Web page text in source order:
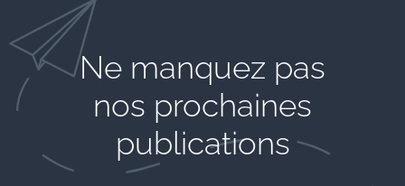
Ne manquez pas
nos prochaines
publications